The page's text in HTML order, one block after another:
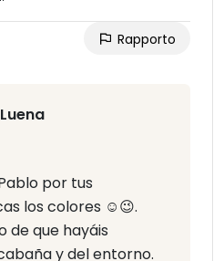
Rapporto
por tus
los colores ☺️😉.
de que hayáis
y del entorno.